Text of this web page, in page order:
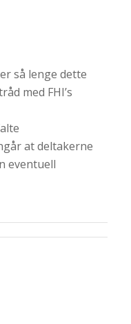
så lenge dette
med FHI’s
at deltakerne
eventuell